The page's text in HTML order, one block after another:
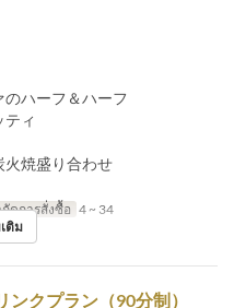
のハーフ＆ハーフ
ィ
火焼盛り合わせ
ดการสั่งซื้อ 4 ~ 34
ติม
クプラン（90分制）